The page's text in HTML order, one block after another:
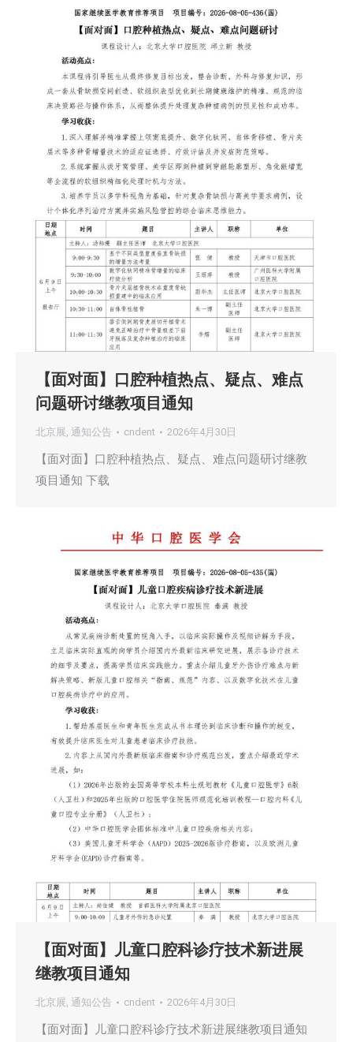
【面对面】口腔种植热点、疑点、难点
问题研讨继教项目通知
北京展, 通知公告 cndent 2026年4月30日
【面对面】口腔种植热点、疑点、难点问题研讨继教
项目通知 下载
【面对面】儿童口腔科诊疗技术新进展
继教项目通知
北京展, 通知公告 cndent 2026年4月30日
【面对面】儿童口腔科诊疗技术新进展继教项目通知